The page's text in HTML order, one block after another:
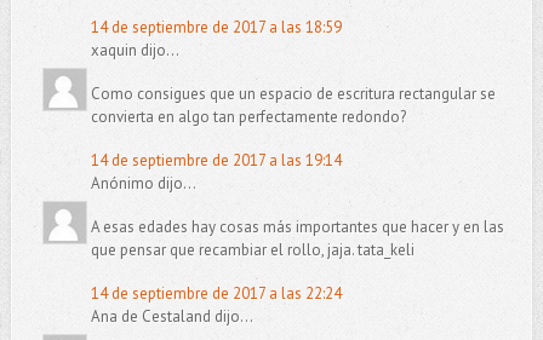
14 de septiembre de 2017 a las 18:59
xaquin dijo...
Como consigues que un espacio de escritura rectangular se
convierta en algo tan perfectamente redondo?
14 de septiembre de 2017 a las 19:14
Anónimo dijo...
A esas edades hay cosas más importantes que hacer y en las
que pensar que recambiar el rollo, jaja. tata_keli
14 de septiembre de 2017 a las 22:24
Ana de Cestaland dijo...